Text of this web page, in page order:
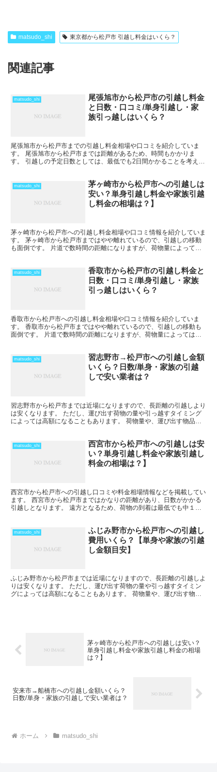
matsudo_shi 東京都から松戸市 引越し料金はいくら？
関連記事
matsudo_shi
尾張旭市から松戸市の引越し料金
と日数・口コミ/単身引越し・家
族引っ越しはいくら？
尾張旭市から松戸市までの引越し料金相場や口コミを紹介していま
す。 尾張旭市から松戸市までは距離があるため、時間もかかりま
す。 引越しの予定日数としては、最低でも2日間かかることを考えて
matsudo_shi
茅ヶ崎市から松戸市への引越しは
安い？単身引越し料金や家族引越
し料金の相場は？】
茅ヶ崎市から松戸市への引越し料金相場や口コミ情報を紹介していま
す。 茅ヶ崎市から松戸市まではやや離れているので、引越しの移動
も面倒です。 片道で数時間の距離になりますが、荷物量によっては
matsudo_shi
香取市から松戸市の引越し料金と
日数・口コミ/単身引越し・家族
引っ越しはいくら？
香取市から松戸市への引越し料金相場や口コミ情報を紹介していま
す。 香取市から松戸市まではやや離れているので、引越しの移動も
面倒です。 片道で数時間の距離になりますが、荷物量によってはそ
matsudo_shi
習志野市→松戸市への引越し金額
いくら？日数/単身・家族の引越
しで安い業者は？
習志野市から松戸市までは近場になりますので、長距離の引越しより
は安くなります。 ただし、運び出す荷物の量や引っ越すタイミング
によっては高額になることもあります。 荷物量や、運び出す物品の
matsudo_shi
西宮市から松戸市への引越しは安
い？単身引越し料金や家族引越し
料金の相場は？】
西宮市から松戸市への引越し口コミや料金相場情報などを掲載してい
ます。 西宮市から松戸市まではかなりの距離があり、日数がかかる
引越しとなります。 遠方となるため、荷物の到着は最低でも中１日
matsudo_shi
ふじみ野市から松戸市への引越し
費用いくら？【単身や家族の引越
し金額目安】
ふじみ野市から松戸市までは近場になりますので、長距離の引越しよ
りは安くなります。 ただし、運び出す荷物の量や引っ越すタイミン
グによっては高額になることもあります。 荷物量や、運び出す物品
茅ヶ崎市から松戸市への引越しは安い？
単身引越し料金や家族引越し料金の相場
は？】
安来市→船橋市への引越し金額いくら？
日数/単身・家族の引越しで安い業者は？
ホーム matsudo_shi